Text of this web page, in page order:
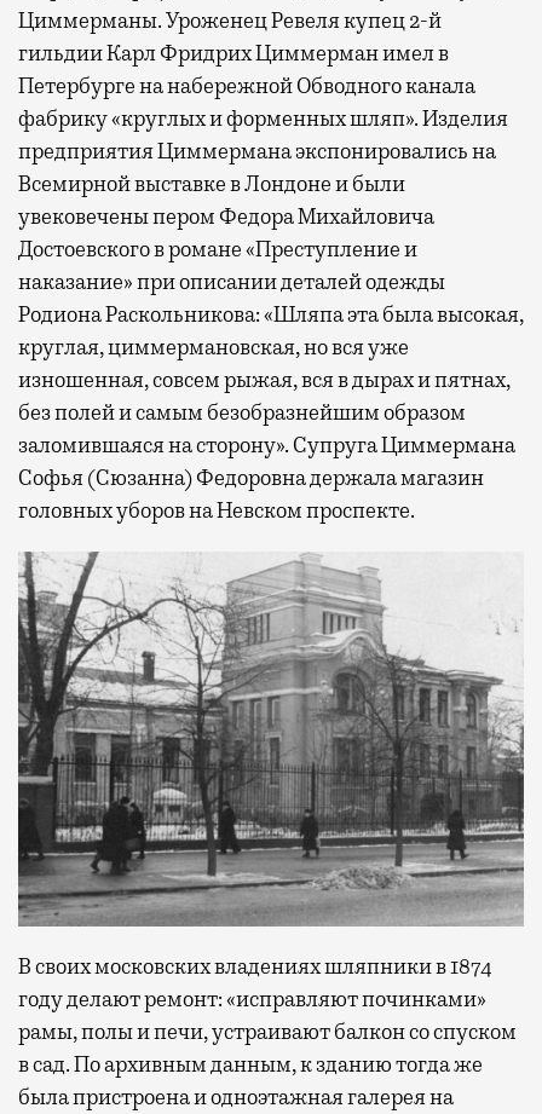
Циммерманы. Уроженец Ревеля купец 2-й
гильдии Карл Фридрих Циммерман имел в
Петербурге на набережной Обводного канала
фабрику «круглых и форменных шляп». Изделия
предприятия Циммермана экспонировались на
Всемирной выставке в Лондоне и были
увековечены пером Федора Михайловича
Достоевского в романе «Преступление и
наказание» при описании деталей одежды
Родиона Раскольникова: «Шляпа эта была высокая,
круглая, циммермановская, но вся уже
изношенная, совсем рыжая, вся в дырах и пятнах,
без полей и самым безобразнейшим образом
заломившаяся на сторону». Супруга Циммермана
Софья (Сюзанна) Федоровна держала магазин
головных уборов на Невском проспекте.
В своих московских владениях шляпники в 1874
году делают ремонт: «исправляют починками»
рамы, полы и печи, устраивают балкон со спуском
в сад. По архивным данным, к зданию тогда же
была пристроена и одноэтажная галерея на